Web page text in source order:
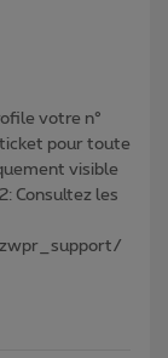
votre n°
pour toute
visible
Consultez les